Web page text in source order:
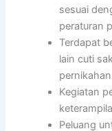
sesuai
peraturan
Terdapat
lain cuti
Kegiatan
Peluang